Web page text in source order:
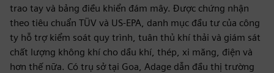
trao tay và bảng điều khiển đám mây. Được chứng nhận
theo tiêu chuẩn TÜV và US-EPA, danh mục đầu tư của công
ty hỗ trợ kiểm soát quy trình, tuân thủ khí thải và giám sát
chất lượng không khí cho dầu khí, thép, xi măng, điện và
hơn thế nữa. Có trụ sở tại Goa, Adage dẫn đầu thị trường